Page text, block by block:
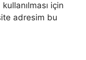
için
adresim bu